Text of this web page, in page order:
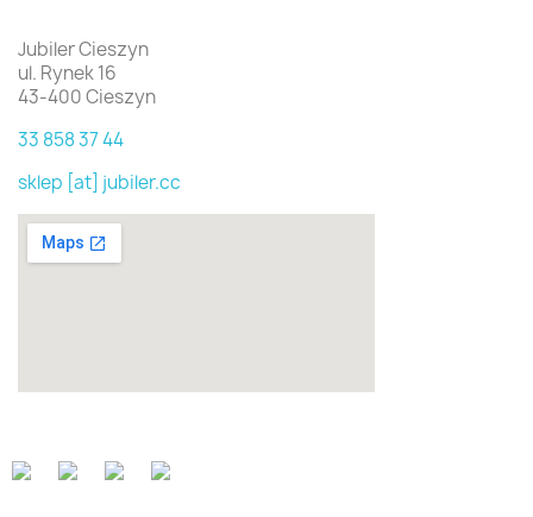
Jubiler Cieszyn
ul. Rynek 16
43-400 Cieszyn
33 858 37 44
sklep [at] jubiler.cc